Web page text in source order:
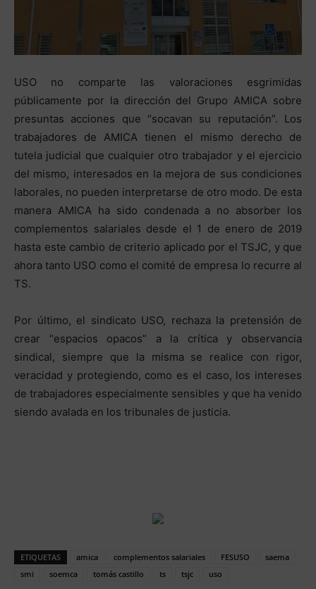
USO no comparte las valoraciones esgrimidas
públicamente por la dirección del Grupo AMICA sobre
presuntas acciones que “socavan su reputación”. Los
trabajadores de AMICA tienen el mismo derecho de
tutela judicial que cualquier otro trabajador y el ejercicio
del mismo, interesados en la mejora de sus condiciones
laborales, no pueden interpretarse de otro modo. De esta
manera AMICA ha sido condenada a no absorber los
complementos salariales desde el 1 de enero de 2019
hasta este cambio de criterio aplicado por el TSJC, y que
ahora tanto USO como el comité de empresa lo recurre al
TS.
Por último, el sindicato USO, rechaza la pretensión de
crear “espacios opacos” a la crítica y observancia
sindical, siempre que la misma se realice con rigor,
veracidad y protegiendo, como es el caso, los intereses
de trabajadores especialmente sensibles y que ha venido
siendo avalada en los tribunales de justicia.
ETIQUETAS amica complementos salariales FESUSO
saema
smi
soemca tomás castillo ts tsjc uso